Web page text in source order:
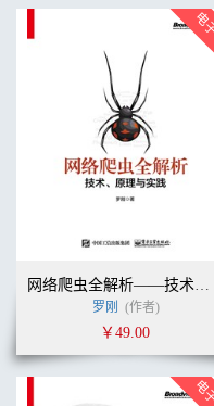
网络爬虫全解析——技术、原理与实践
罗刚 (作者)
￥49.00